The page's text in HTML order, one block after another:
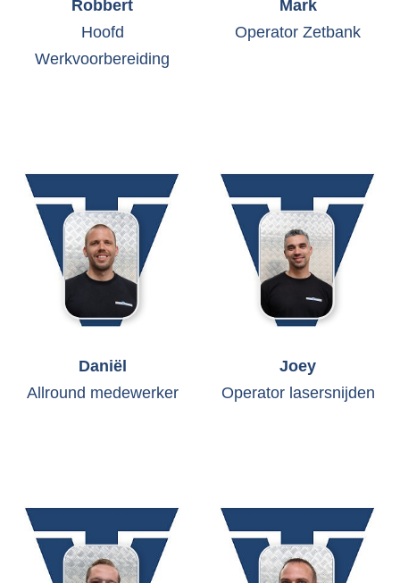
Robbert
Hoofd
Werkvoorbereiding
Mark
Operator Zetbank
Daniël
Allround medewerker
Joey
Operator lasersnijden